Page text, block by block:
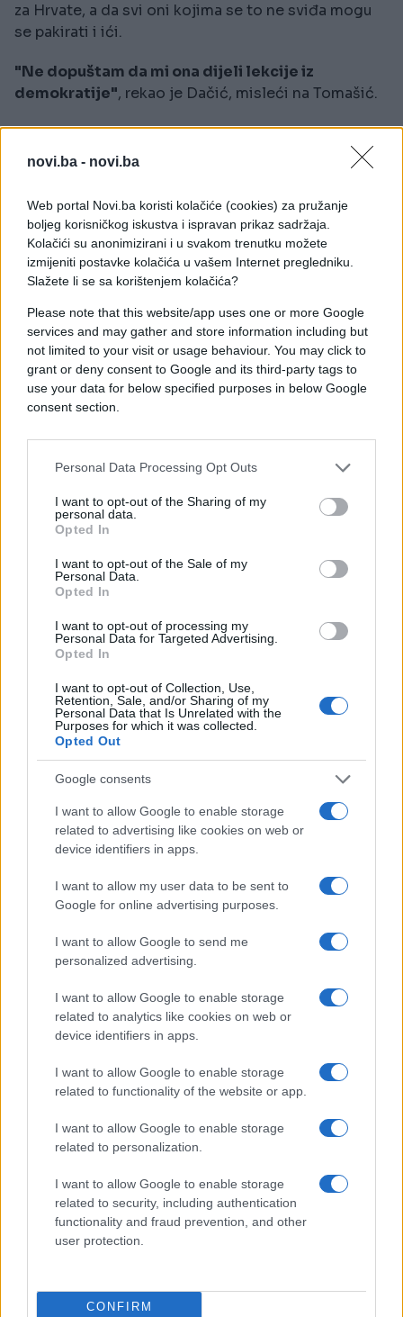
novi.ba - novi.ba
Web portal Novi.ba koristi kolačiće (cookies) za pružanje
boljeg korisničkog iskustva i ispravan prikaz sadržaja.
Kolačići su anonimizirani i u svakom trenutku možete
izmijeniti postavke kolačića u vašem Internet pregledniku.
Slažete li se sa korištenjem kolačića?
Please note that this website/app uses one or more Google
services and may gather and store information including but
not limited to your visit or usage behaviour. You may click to
grant or deny consent to Google and its third-party tags to
use your data for below specified purposes in below Google
consent section.
Personal Data Processing Opt Outs
I want to opt-out of the Sharing of my
personal data.
Opted In
I want to opt-out of the Sale of my
Personal Data.
Opted In
I want to opt-out of processing my
Personal Data for Targeted Advertising.
Opted In
I want to opt-out of Collection, Use,
Retention, Sale, and/or Sharing of my
Personal Data that Is Unrelated with the
Purposes for which it was collected.
Opted Out
Google consents
I want to allow Google to enable storage
related to advertising like cookies on web or
device identifiers in apps.
I want to allow my user data to be sent to
Google for online advertising purposes.
I want to allow Google to send me
personalized advertising.
I want to allow Google to enable storage
related to analytics like cookies on web or
device identifiers in apps.
I want to allow Google to enable storage
related to functionality of the website or app.
I want to allow Google to enable storage
related to personalization.
I want to allow Google to enable storage
related to security, including authentication
functionality and fraud prevention, and other
user protection.
CONFIRM
za Hrvate, a da svi oni kojima se to ne sviđa mogu
se pakirati i ići.
"Ne dopuštam da mi ona dijeli lekcije iz
demokratije", rekao je Dačić, misleći na Tomašić.
On je objasnio da je spornu izjavu o izlazu Srbije na
more dao u okviru sastanka Jadransko-jonske
izlaz na more.
"Srbija nema namjeru izaći na more, ali valjda vi
imate namjeru da na vaše more dolaze građani
Srbije", poručio je Dačić.
On je naglasio da niko ne može birati prošlost, ali
da se može utjecati na budućnost i da treba
nastaviti napore u pravcu pomirenja.
Polemiku je zaključio predsjednik
također, pozvao da se ispod prošlosti podvuče
"Ja kao Nijemac najbolje znam koliko prošlost
može opterećivati"
Evropske unije još 1950. godine.
može ih učiniti nebitnima", zaključio je Brok.
zatražilo ukidanje odluke o privremenom puštanju
na slobodu Šešelja, koji je optužen za zločine protiv
čovječnosti u Hrvatskoj, Bosni i Hercegovini i
Vojvodini i kršenje zakona i običaja ratovanja.
Proveo je 11 godina u pritvoru u Hagu, a presuda u
njegovom slučaju se očekuje 2015.
U Srbiju je pušten na liječenje.